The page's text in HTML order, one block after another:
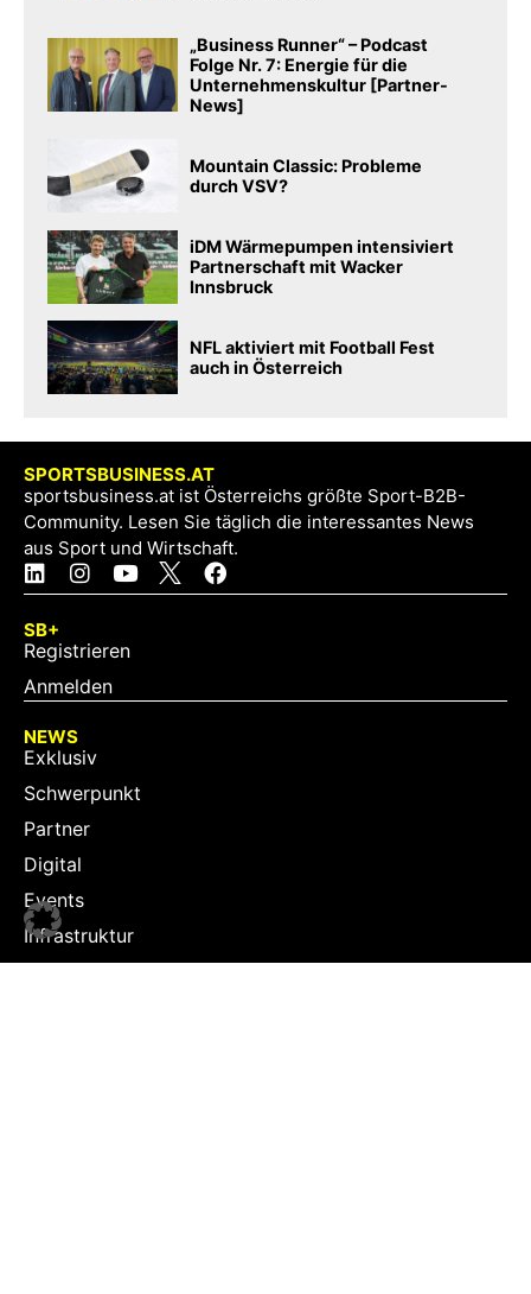
„Business Runner“ – Podcast
Folge Nr. 7: Energie für die
Unternehmenskultur [Partner-
News]
Mountain Classic: Probleme
durch VSV?
iDM Wärmepumpen intensiviert
Partnerschaft mit Wacker
Innsbruck
NFL aktiviert mit Football Fest
auch in Österreich
SPORTSBUSINESS.AT
sportsbusiness.at ist Österreichs größte Sport-B2B-
Community. Lesen Sie täglich die interessantes News
aus Sport und Wirtschaft.
SB+
Registrieren
Anmelden
NEWS
Exklusiv
Schwerpunkt
Partner
Digital
Events
Infrastruktur